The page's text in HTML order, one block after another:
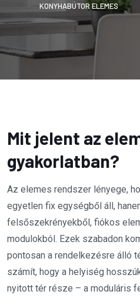
KONYHABÚTOR ELEMES
Mit jelent az
gyakorlatban?
Az elemes rendszer lényege,
egyetlen fix egységből áll,
felsőszekrényekből, fiókos
modulokból. Ezek szabadon
pontosan a rendelkezésre álló
számít, hogy a helyiség
nyitott tér része – a moduláris